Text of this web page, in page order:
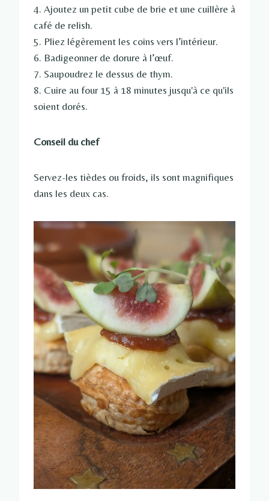
4. Ajoutez un petit cube de brie et une cuillère à
café de relish.
5. Pliez légèrement les coins vers l’intérieur.
6. Badigeonner de dorure à l’œuf.
7. Saupoudrez le dessus de thym.
8. Cuire au four 15 à 18 minutes jusqu'à ce qu'ils
soient dorés.
Conseil du chef
Servez-les tièdes ou froids, ils sont magnifiques
dans les deux cas.